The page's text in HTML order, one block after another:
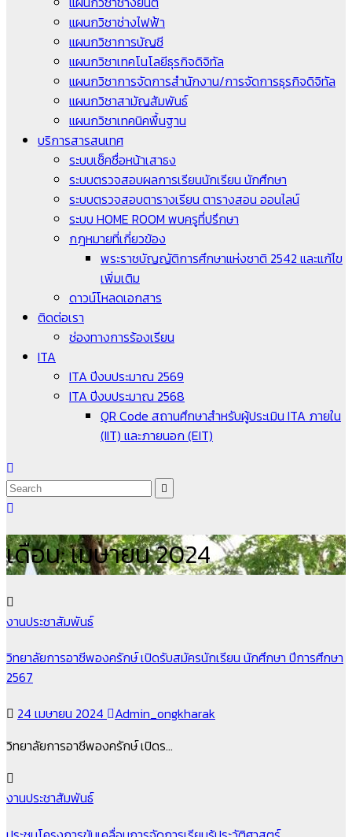
แผนกวิชาช่างไฟฟ้า
แผนกวิชาการบัญชี
แผนกวิชาเทคโนโลยีธุรกิจดิจิทัล
แผนกวิชาการจัดการสำนักงาน/การจัดการธุรกิจดิจิทัล
แผนกวิชาสามัญสัมพันธ์
แผนกวิชาเทคนิคพื้นฐาน
บริการสารสนเทศ
ระบบเช็คชื่อหน้าเสาธง
ระบบตรวจสอบผลการเรียนนักเรียน นักศึกษา
ระบบตรวจสอบตารางเรียน ตารางสอน ออนไลน์
ระบบ HOME ROOM พบครูที่ปรึกษา
กฎหมายที่เกี่ยวข้อง
พระราชบัญญัติการศึกษาแห่งชาติ 2542 และแก้ไข
เพิ่มเติม
ดาวน์โหลดเอกสาร
ติดต่อเรา
ช่องทางการร้องเรียน
ITA
ITA ปีงบประมาณ 2569
ITA ปีงบประมาณ 2568
QR Code สถานศึกษาสำหรับผู้ประเมิน ITA ภายใน
(IIT) และภายนอก (EIT)
เดือน:เมษายน 2024
งานประชาสัมพันธ์
วิทยาลัยการอาชีพองครักษ์ เปิดรับสมัครนักเรียน นักศึกษา ปีการศึกษา
2567
24 เมษายน 2024
Admin_ongkharak
วิทยาลัยการอาชีพองครักษ์ เปิดร…
งานประชาสัมพันธ์